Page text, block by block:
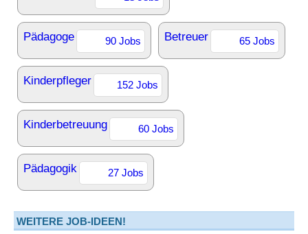
Pädagoge 90 Jobs Betreuer 65 Jobs
Kinderpfleger 152 Jobs
Kinderbetreuung 60 Jobs
Pädagogik 27 Jobs
WEITERE JOB-IDEEN!